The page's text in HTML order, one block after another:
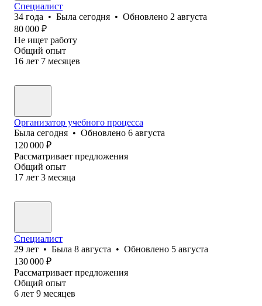
Специалист
34 года • Была сегодня • Обновлено 2 августа
80 000 ₽
Не ищет работу
Общий опыт
16 лет 7 месяцев
Организатор учебного процесса
Была сегодня • Обновлено 6 августа
120 000 ₽
Рассматривает предложения
Общий опыт
17 лет 3 месяца
Специалист
29 лет • Была 8 августа • Обновлено 5 августа
130 000 ₽
Рассматривает предложения
Общий опыт
6 лет 9 месяцев